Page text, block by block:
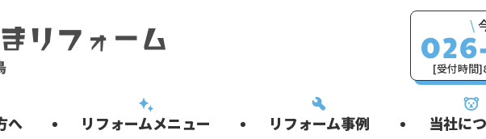
へ リフォームメニュー リフォーム事例 当社に
\
[受付時間